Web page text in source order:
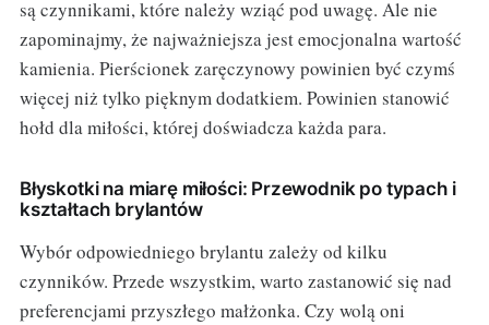
są czynnikami, które należy wziąć pod uwagę. Ale nie
zapominajmy, że najważniejsza jest emocjonalna wartość
kamienia. Pierścionek zaręczynowy powinien być czymś
więcej niż tylko pięknym dodatkiem. Powinien stanowić
hołd dla miłości, której doświadcza każda para.
Błyskotki na miarę miłości: Przewodnik po typach i
kształtach brylantów
Wybór odpowiedniego brylantu zależy od kilku
czynników. Przede wszystkim, warto zastanowić się nad
preferencjami przyszłego małżonka. Czy wolą oni